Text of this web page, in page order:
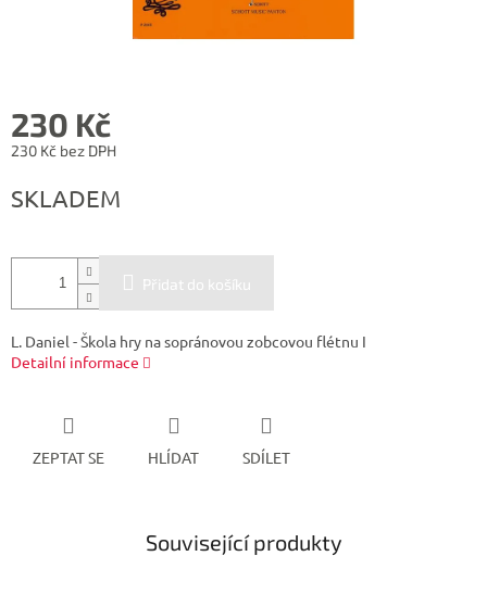
230 Kč
230 Kč bez DPH
cena:
SKLADEM
Přidat do košíku
L. Daniel - Škola hry na sopránovou zobcovou flétnu I
Detailní informace
ZEPTAT SE HLÍDAT SDÍLET
Související produkty